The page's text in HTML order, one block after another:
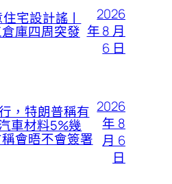
宅設計謠丨
庫四周突發
2026
年 8 月
6 日
，特朗普稱有
車材料5%幾
會晤不會簽署
2026
年 8
月 6
日